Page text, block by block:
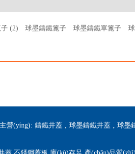
(2) 球墨鑄鐵篦子 球墨鑄鐵單篦子
營(yíng): 鑄鐵井蓋 , 球墨鑄鐵井蓋 , 球墨